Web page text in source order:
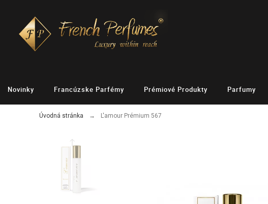
Novinky Francúzske Parfémy Prémiové Produkty Parfumy
Úvodná stránka L'amour Prémium 567